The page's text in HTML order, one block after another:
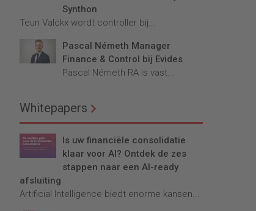
Synthon
Teun Valckx wordt controller bij...
Pascal Németh Manager
Finance & Control bij Evides
Pascal Németh RA is vast...
Whitepapers
Is uw financiële consolidatie
klaar voor AI? Ontdek de zes
stappen naar een AI-ready
afsluiting
Artificial Intelligence biedt enorme kansen...